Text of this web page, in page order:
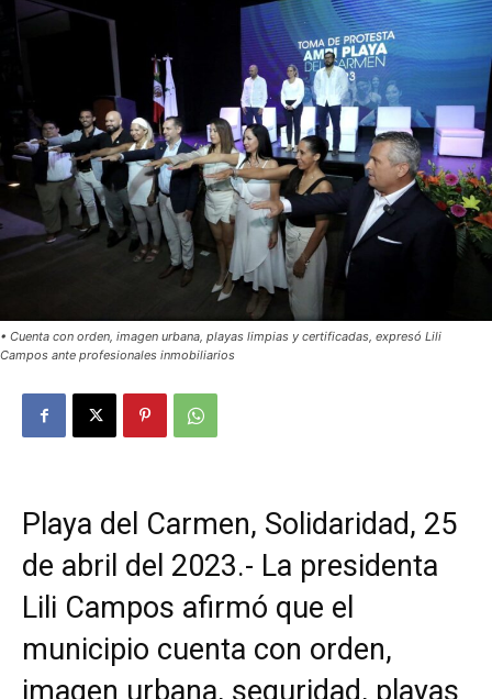
• Cuenta con orden, imagen urbana, playas limpias y certificadas, expresó Lili
Campos ante profesionales inmobiliarios
Playa del Carmen, Solidaridad, 25
de abril del 2023.- La presidenta
Lili Campos afirmó que el
municipio cuenta con orden,
imagen urbana, seguridad, playas